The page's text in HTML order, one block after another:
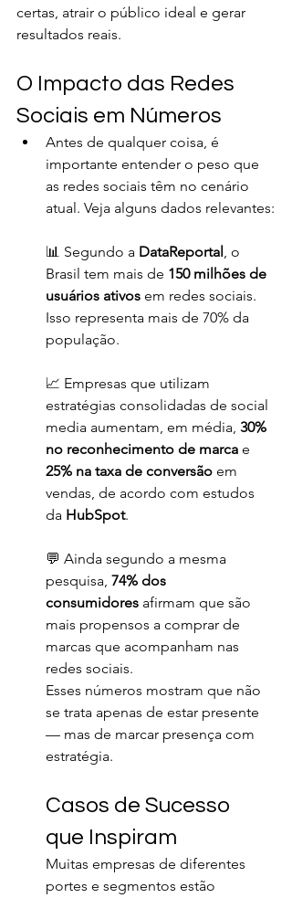
certas, atrair o público ideal e gerar
resultados reais.
O Impacto das Redes
Sociais em Números
Antes de qualquer coisa, é
importante entender o peso que
as redes sociais têm no cenário
atual. Veja alguns dados relevantes:
📊 Segundo a DataReportal, o
Brasil tem mais de 150 milhões de
usuários ativos em redes sociais.
Isso representa mais de 70% da
população.
📈 Empresas que utilizam
estratégias consolidadas de social
media aumentam, em média, 30%
no reconhecimento de marca e
25% na taxa de conversão em
vendas, de acordo com estudos
da HubSpot.
💬 Ainda segundo a mesma
pesquisa, 74% dos
consumidores afirmam que são
mais propensos a comprar de
marcas que acompanham nas
redes sociais.
Esses números mostram que não
se trata apenas de estar presente
— mas de marcar presença com
estratégia.
Casos de Sucesso
que Inspiram
Muitas empresas de diferentes
portes e segmentos estão